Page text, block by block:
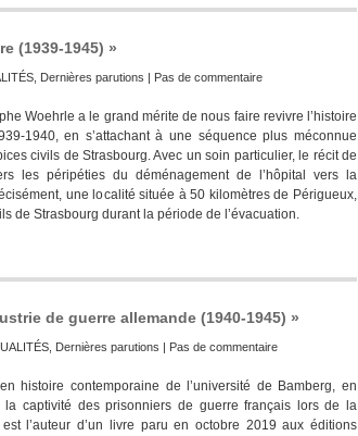
(1939-1945) »
Dernières parutions | Pas de commentaire
Woehrle a le grand mérite de nous faire revivre l’histoire
1940, en s’attachant à une séquence plus méconnue
civils de Strasbourg. Avec un soin particulier, le récit de
les péripéties du déménagement de l’hôpital vers la
une localité située à 50 kilomètres de Périgueux,
de Strasbourg durant la période de l’évacuation.
de guerre allemande (1940-1945) »
Dernières parutions | Pas de commentaire
histoire contemporaine de l’université de Bamberg, en
la captivité des prisonniers de guerre français lors de la
l’auteur d’un livre paru en octobre 2019 aux éditions